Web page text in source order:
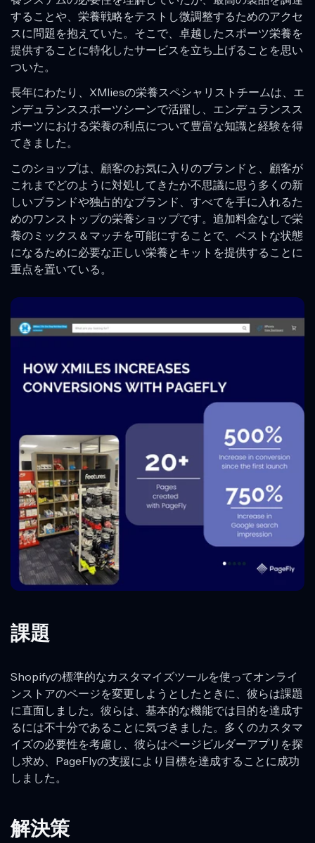
することや、栄養戦略をテストし微調整するためのアクセ
スに問題を抱えていた。そこで、卓越したスポーツ栄養を
提供することに特化したサービスを立ち上げることを思い
ついた。
長年にわたり、XMliesの栄養スペシャリストチームは、エ
ンデュランススポーツシーンで活躍し、エンデュランスス
ポーツにおける栄養の利点について豊富な知識と経験を得
てきました。
このショップは、顧客のお気に入りのブランドと、顧客が
これまでどのように対処してきたか不思議に思う多くの新
しいブランドや独占的なブランド、すべてを手に入れるた
めのワンストップの栄養ショップです。追加料金なしで栄
養のミックス＆マッチを可能にすることで、ベストな状態
になるために必要な正しい栄養とキットを提供することに
重点を置いている。
課題
Shopifyの標準的なカスタマイズツールを使ってオンライ
ンストアのページを変更しようとしたときに、彼らは課題
に直面しました。彼らは、基本的な機能では目的を達成す
るには不十分であることに気づきました。多くのカスタマ
イズの必要性を考慮し、彼らはページビルダーアプリを探
し求め、PageFlyの支援により目標を達成することに成功
しました。
解決策